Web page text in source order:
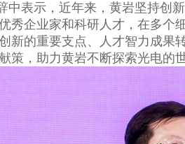
中表示，近年来，黄岩坚持创
秀企业家和科研人才，在多个
新的重要支点、人才智力成果
策，助力黄岩不断探索光电的